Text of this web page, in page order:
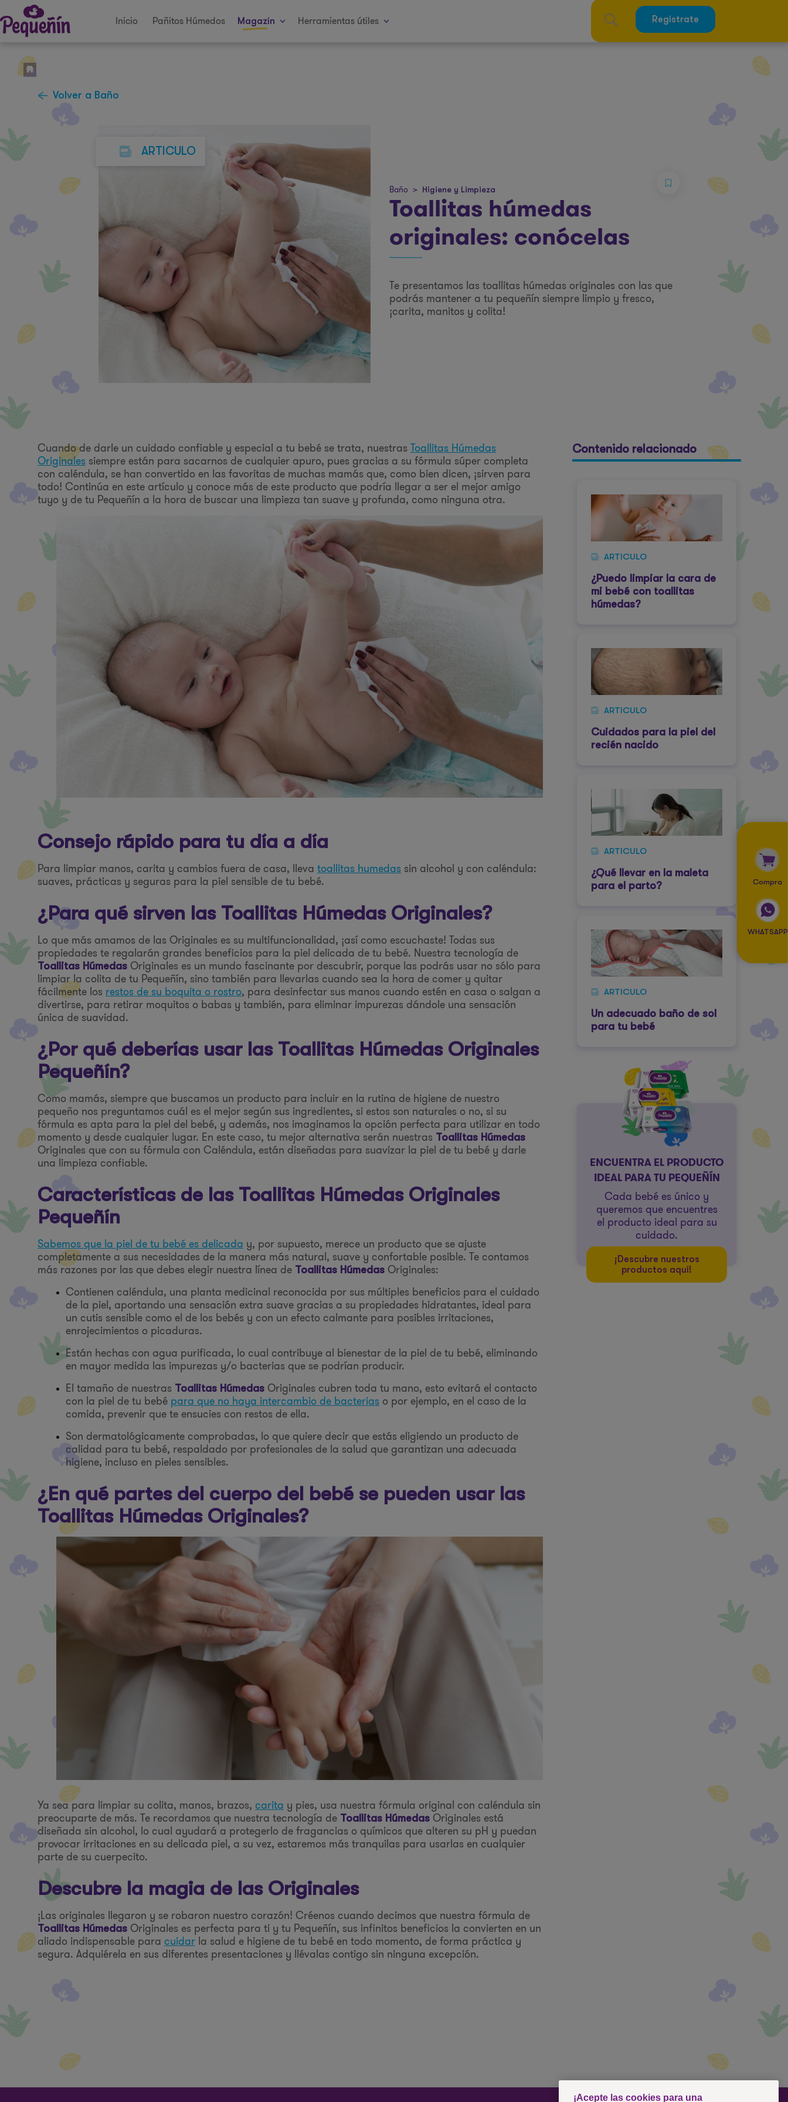
Inicio Pañitos Húmedos Magazín Herramientas útiles Regístrate
Compra
WHATSAPP
Volver a Baño
ARTICULO
Baño > Higiene y Limpieza
Toallitas húmedas
originales: conócelas
Te presentamos las toallitas húmedas originales con las que
podrás mantener a tu pequeñín siempre limpio y fresco,
¡carita, manitos y colita!
Cuando de darle un cuidado confiable y especial a tu bebé se trata, nuestras Toallitas Húmedas
Originales siempre están para sacarnos de cualquier apuro, pues gracias a su fórmula súper completa
con caléndula, se han convertido en las favoritas de muchas mamás que, como bien dicen, ¡sirven para
todo! Continúa en este artículo y conoce más de este producto que podría llegar a ser el mejor amigo
tuyo y de tu Pequeñín a la hora de buscar una limpieza tan suave y profunda, como ninguna otra.
Consejo rápido para tu día a día
Para limpiar manos, carita y cambios fuera de casa, lleva toallitas humedas sin alcohol y con caléndula:
suaves, prácticas y seguras para la piel sensible de tu bebé.
¿Para qué sirven las Toallitas Húmedas Originales?
Lo que más amamos de las Originales es su multifuncionalidad, ¡así como escuchaste! Todas sus
propiedades te regalarán grandes beneficios para la piel delicada de tu bebé. Nuestra tecnología de
Toallitas Húmedas Originales es un mundo fascinante por descubrir, porque las podrás usar no sólo para
limpiar la colita de tu Pequeñín, sino también para llevarlas cuando sea la hora de comer y quitar
fácilmente los restos de su boquita o rostro, para desinfectar sus manos cuando estén en casa o salgan a
divertirse, para retirar moquitos o babas y también, para eliminar impurezas dándole una sensación
única de suavidad.
¿Por qué deberías usar las Toallitas Húmedas Originales
Pequeñín?
Como mamás, siempre que buscamos un producto para incluir en la rutina de higiene de nuestro
pequeño nos preguntamos cuál es el mejor según sus ingredientes, si estos son naturales o no, si su
fórmula es apta para la piel del bebé, y además, nos imaginamos la opción perfecta para utilizar en todo
momento y desde cualquier lugar. En este caso, tu mejor alternativa serán nuestras Toallitas Húmedas
Originales que con su fórmula con Caléndula, están diseñadas para suavizar la piel de tu bebé y darle
una limpieza confiable.
Características de las Toallitas Húmedas Originales
Pequeñín
Sabemos que la piel de tu bebé es delicada y, por supuesto, merece un producto que se ajuste
completamente a sus necesidades de la manera más natural, suave y confortable posible. Te contamos
más razones por las que debes elegir nuestra línea de Toallitas Húmedas Originales:
Contienen caléndula, una planta medicinal reconocida por sus múltiples beneficios para el cuidado
de la piel, aportando una sensación extra suave gracias a su propiedades hidratantes, ideal para
un cutis sensible como el de los bebés y con un efecto calmante para posibles irritaciones,
enrojecimientos o picaduras.
Están hechas con agua purificada, lo cual contribuye al bienestar de la piel de tu bebé, eliminando
en mayor medida las impurezas y/o bacterias que se podrían producir.
El tamaño de nuestras Toallitas Húmedas Originales cubren toda tu mano, esto evitará el contacto
con la piel de tu bebé para que no haya intercambio de bacterias o por ejemplo, en el caso de la
comida, prevenir que te ensucies con restos de ella.
Son dermatológicamente comprobadas, lo que quiere decir que estás eligiendo un producto de
calidad para tu bebé, respaldado por profesionales de la salud que garantizan una adecuada
higiene, incluso en pieles sensibles.
¿En qué partes del cuerpo del bebé se pueden usar las
Toallitas Húmedas Originales?
Ya sea para limpiar su colita, manos, brazos, carita y pies, usa nuestra fórmula original con caléndula sin
preocuparte de más. Te recordamos que nuestra tecnología de Toallitas Húmedas Originales está
diseñada sin alcohol, lo cual ayudará a protegerlo de fragancias o químicos que alteren su pH y puedan
provocar irritaciones en su delicada piel, a su vez, estaremos más tranquilas para usarlas en cualquier
parte de su cuerpecito.
Descubre la magia de las Originales
¡Las originales llegaron y se robaron nuestro corazón! Créenos cuando decimos que nuestra fórmula de
Toallitas Húmedas Originales es perfecta para ti y tu Pequeñín, sus infinitos beneficios la convierten en un
aliado indispensable para cuidar la salud e higiene de tu bebé en todo momento, de forma práctica y
segura. Adquiérela en sus diferentes presentaciones y llévalas contigo sin ninguna excepción.
Contenido relacionado
ARTICULO
¿Puedo limpiar la cara de
mi bebé con toallitas
húmedas?
ARTICULO
Cuidados para la piel del
recién nacido
ARTICULO
¿Qué llevar en la maleta
para el parto?
ARTICULO
Un adecuado baño de sol
para tu bebé
ENCUENTRA EL PRODUCTO
IDEAL PARA TU PEQUEÑÍN
Cada bebé es único y
queremos que encuentres
el producto ideal para su
cuidado.
¡Descubre nuestros
productos aquí!
¡Acepte las cookies para una